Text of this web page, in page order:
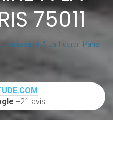
75011
À La Fusion Paris
+21 avis